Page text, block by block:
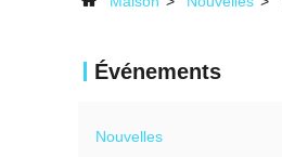
Événements
Nouvelles